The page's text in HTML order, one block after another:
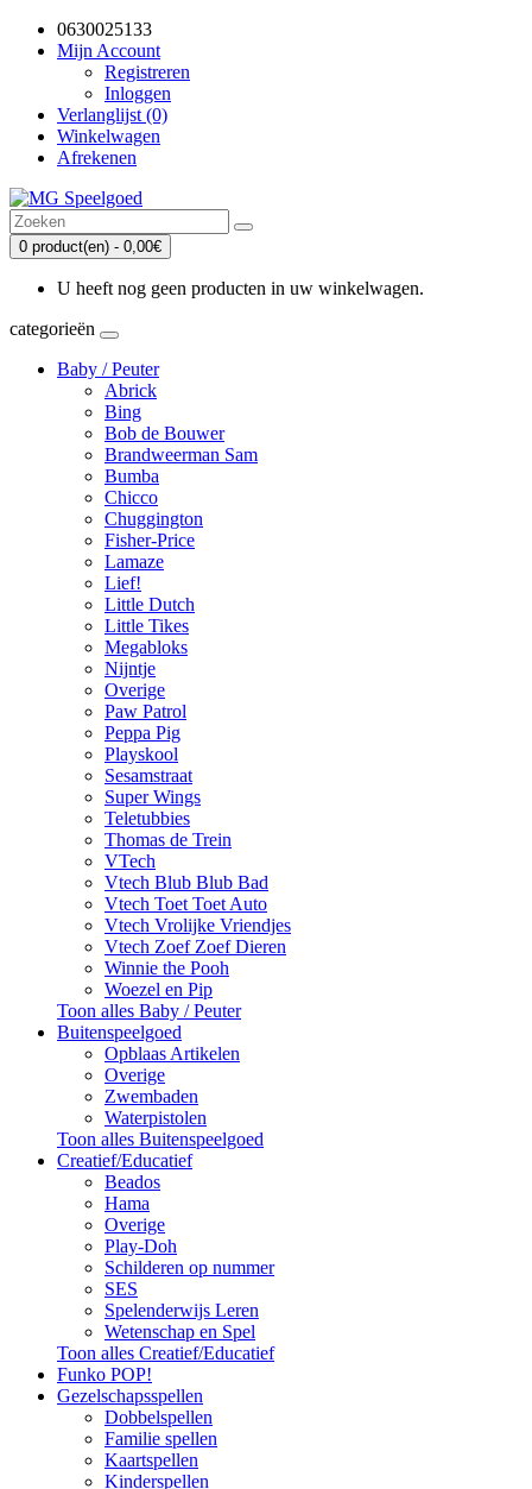
0630025133
Mijn Account
Registreren
Inloggen
Verlanglijst (0)
Winkelwagen
Afrekenen
0 product(en) - 0,00€
U heeft nog geen producten in uw winkelwagen.
categorieën
Baby / Peuter
Abrick
Bing
Bob de Bouwer
Brandweerman Sam
Bumba
Chicco
Chuggington
Fisher-Price
Lamaze
Lief!
Little Dutch
Little Tikes
Megabloks
Nijntje
Overige
Paw Patrol
Peppa Pig
Playskool
Sesamstraat
Super Wings
Teletubbies
Thomas de Trein
VTech
Vtech Blub Blub Bad
Vtech Toet Toet Auto
Vtech Vrolijke Vriendjes
Vtech Zoef Zoef Dieren
Winnie the Pooh
Woezel en Pip
Toon alles Baby / Peuter
Buitenspeelgoed
Opblaas Artikelen
Overige
Zwembaden
Waterpistolen
Toon alles Buitenspeelgoed
Creatief/Educatief
Beados
Hama
Overige
Play-Doh
Schilderen op nummer
SES
Spelenderwijs Leren
Wetenschap en Spel
Toon alles Creatief/Educatief
Funko POP!
Gezelschapsspellen
Dobbelspellen
Familie spellen
Kaartspellen
Kinderspellen